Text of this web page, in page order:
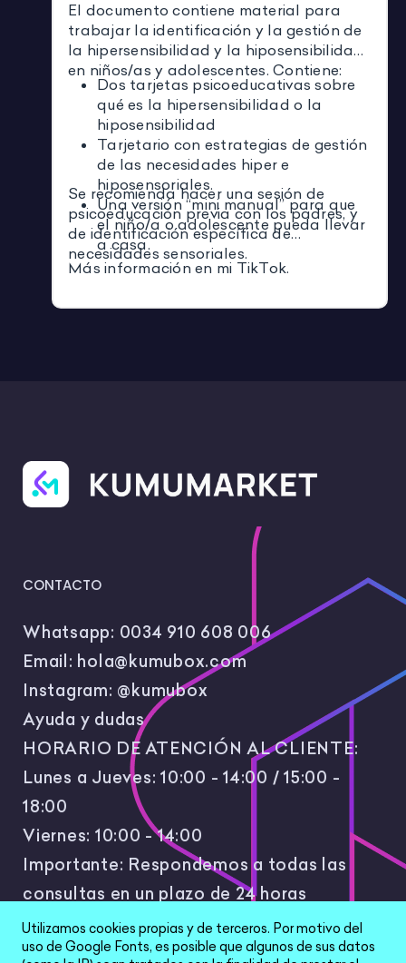
El documento contiene material para
trabajar la identificación y la gestión de
la hipersensibilidad y la hiposensibilidad
en niños/as y adolescentes. Contiene:
Dos tarjetas psicoeducativas sobre
qué es la hipersensibilidad o la
hiposensibilidad
Tarjetario con estrategias de gestión
de las necesidades hiper e
hiposensoriales.
Una versión “mini manual” para que
el niño/a o adolescente pueda llevar
a casa.
Se recomienda hacer una sesión de
psicoeducación previa con los padres, y
de identificación específica de
necesidades sensoriales.
Más información en mi TikTok.
CONTACTO
Whatsapp: 0034 910 608 006
Email: hola@kumubox.com
Instagram: @kumubox
Ayuda y dudas
HORARIO DE ATENCIÓN AL CLIENTE:
Lunes a Jueves: 10:00 - 14:00 / 15:00 -
18:00
Viernes: 10:00 - 14:00
Importante: Respondemos a todas las
consultas en un plazo de 24 horas
laborales.
Utilizamos cookies propias y de terceros. Por motivo del
uso de Google Fonts, es posible que algunos de sus datos